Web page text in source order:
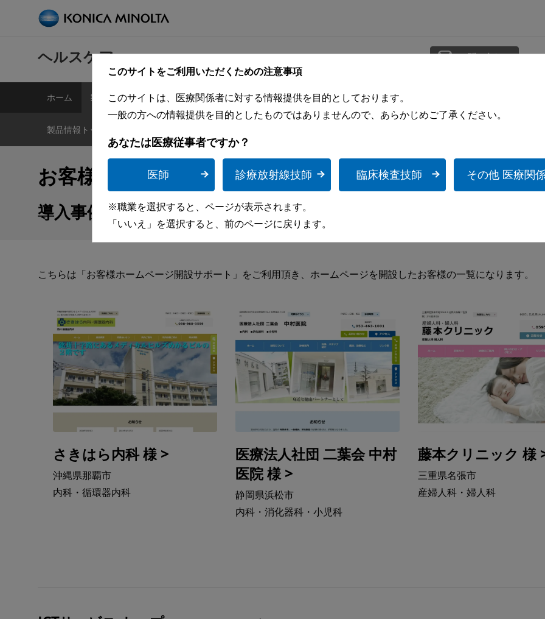
ヘルスケア お問い合わせ
ホーム 製品情報
製品情報トップ
イベント・セミナー カタログ請求 サポート・お問い合わせ
お客様ホームページ開設サポートサービス
導入事例｜公開サイト一覧
こちらは「お客様ホームページ開設サポート」をご利用頂き、ホームページを開設したお客様の一覧になります。
さきはら内科 様 >
沖縄県那覇市
内科・循環器内科
医療法人社団 二葉会 中村
医院 様 >
静岡県浜松市
内科・消化器科・小児科
藤本クリニック 様
三重県名張市
産婦人科・婦人科
このサイトをご利用いただくための注意事項
このサイトは、医療関係者に対する情報提供を目的としております。
一般の方への情報提供を目的としたものではありませんので、あらかじめご了承ください。
あなたは医療従事者ですか？
医師 診療放射線技師 臨床検査技師 その他 医療関
※職業を選択すると、ページが表示されます。
「いいえ」を選択すると、前のページに戻ります。